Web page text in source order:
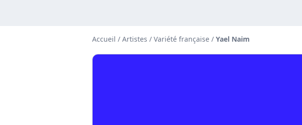
Accueil / Artistes / Variété française / Yael Naim